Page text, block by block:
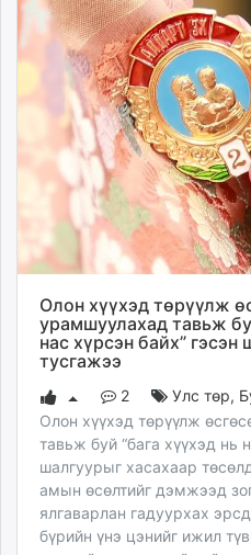
Олон хүүхэд төрүүлж
урамшуулахад тавьж
нас хүрсэн байх” гэсэн
тусгажээ
2 Улс төр,
Олон хүүхэд төрүүлж
тавьж буй “бага хүүхэд нь
шалгуурыг хасахаар
амын өсөлтийг дэмжээд
ялгаварлан гадуурхах
бүрийн үнэ цэнийг ижил